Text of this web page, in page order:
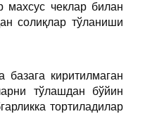
махсус чеклар билан
солиқлар тўланиши
базага киритилмаган
тўлашдан бўйин
тортиладилар